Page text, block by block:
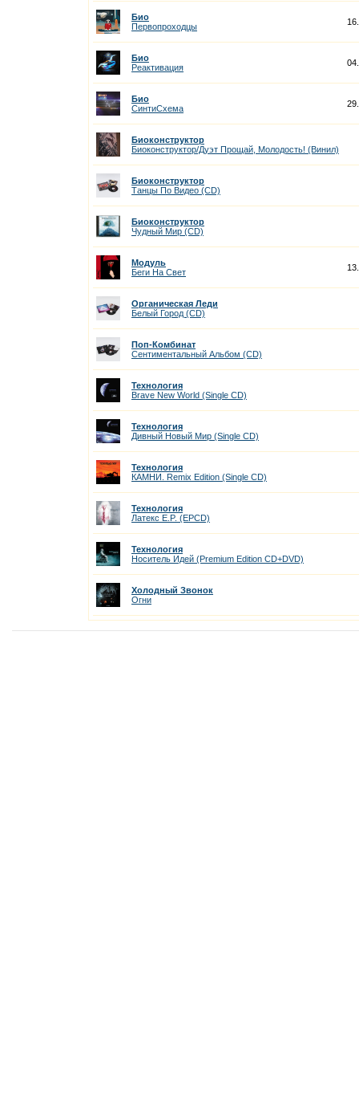
Био
Первопроходцы
Био
Реактивация
Био
СинтиСхема
Биоконструктор
Биоконструктор/Дуэт Прощай, Молодость! (Винил)
Биоконструктор
Танцы По Видео (CD)
Биоконструктор
Чудный Мир (CD)
Модуль
Беги На Cвет
Органическая Леди
Белый Город (CD)
Поп-Комбинат
Сентиментальный Альбом (CD)
Технология
Brave New World (Single CD)
Технология
Дивный Новый Мир (Single CD)
Технология
КАМНИ. Remix Edition (Single CD)
Технология
Латекс E.P. (EPCD)
Технология
Носитель Идей (Premium Edition CD+DVD)
Холодный Звонок
Огни